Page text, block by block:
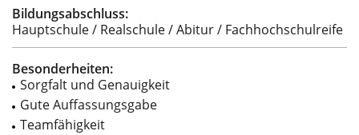
Bildungsabschluss:
Hauptschule / Realschule / Abitur / Fachhochschulreife
Besonderheiten:
Sorgfalt und Genauigkeit
Gute Auffassungsgabe
Teamfähigkeit